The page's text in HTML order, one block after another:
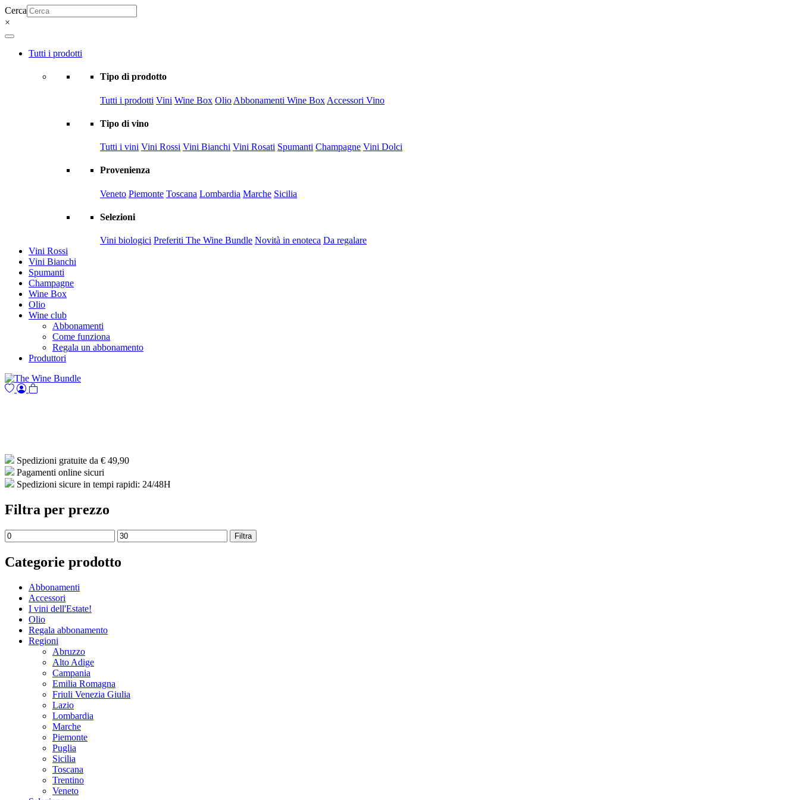
Cerca
×
Tutti i prodotti
Tipo di prodotto
Tutti i prodotti Vini Wine Box Olio Abbonamenti Wine Box Accessori Vino
Tipo di vino
Tutti i vini Vini Rossi Vini Bianchi Vini Rosati Spumanti Champagne Vini Dolci
Provenienza
Veneto Piemonte Toscana Lombardia Marche Sicilia
Selezioni
Vini biologici Preferiti The Wine Bundle Novità in enoteca Da regalare
Vini Rossi
Vini Bianchi
Spumanti
Champagne
Wine Box
Olio
Wine club
Abbonamenti
Come funziona
Regala un abbonamento
Produttori
Spedizioni gratuite da € 49,90
Pagamenti online sicuri
Spedizioni sicure in tempi rapidi: 24/48H
Filtra per prezzo
Prezzo
Min
Prezzo
Max
Filtra
Categorie prodotto
Abbonamenti
Accessori
I vini dell'Estate!
Olio
Regala abbonamento
Regioni
Abruzzo
Alto Adige
Campania
Emilia Romagna
Friuli Venezia Giulia
Lazio
Lombardia
Marche
Piemonte
Puglia
Sicilia
Toscana
Trentino
Veneto